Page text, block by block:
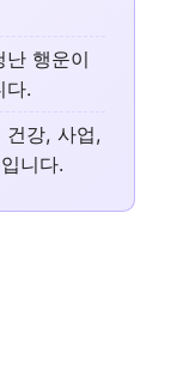
행운이
다.
건강, 사업,
니다.